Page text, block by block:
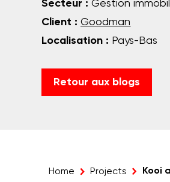
Secteur : Gestion
Client : Goodman
Localisation : Pays-Bas
Retour aux blogs
Home Projects Kooi